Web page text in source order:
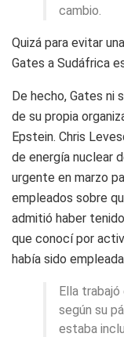
cambio.
Quizá para evitar
Gates a Sudáfrica
De hecho, Gates ni
de su propia
Epstein. Chris
de energía nuclear
urgente en marzo
empleados sobre
admitió haber
que conocí por
había sido
Ella
según su
estaba